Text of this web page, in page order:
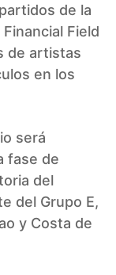
de la
Field
de artistas
en los
será
fase de
del
del Grupo E,
y Costa de